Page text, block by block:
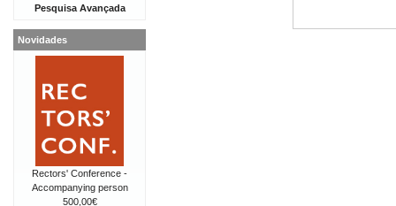
Pesquisa Avançada
Novidades
Rectors' Conference -
Accompanying person
500,00€